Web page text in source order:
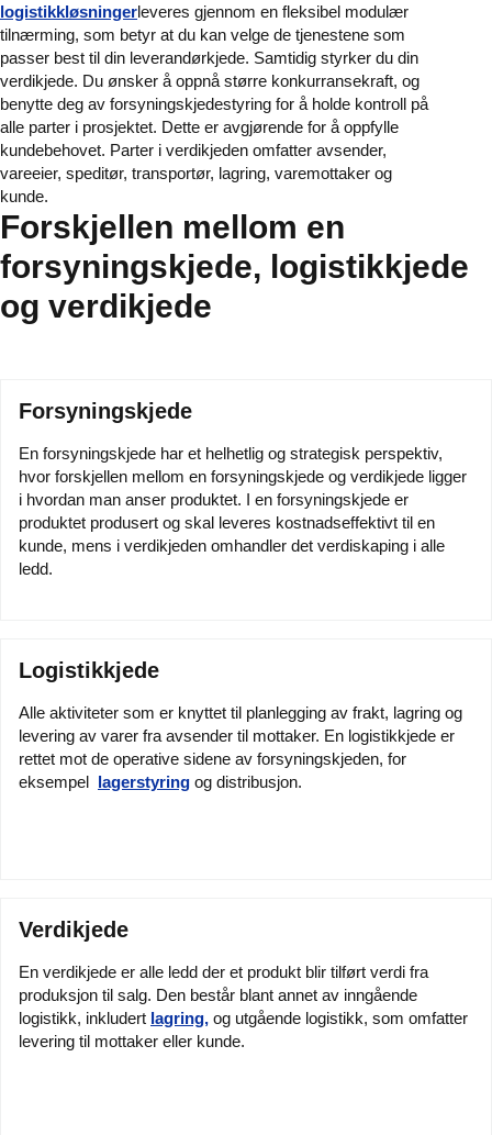
logistikkløsningerleveres gjennom en fleksibel modulær
tilnærming, som betyr at du kan velge de tjenestene som
passer best til din leverandørkjede. Samtidig styrker du din
verdikjede. Du ønsker å oppnå større konkurransekraft, og
benytte deg av forsyningskjedestyring for å holde kontroll på
alle parter i prosjektet. Dette er avgjørende for å oppfylle
kundebehovet. Parter i verdikjeden omfatter avsender,
vareeier, speditør, transportør, lagring, varemottaker og
kunde.
Forskjellen mellom en
forsyningskjede, logistikkjede
og verdikjede
Forsyningskjede
En forsyningskjede har et helhetlig og strategisk perspektiv,
hvor forskjellen mellom en forsyningskjede og verdikjede ligger
i hvordan man anser produktet. I en forsyningskjede er
produktet produsert og skal leveres kostnadseffektivt til en
kunde, mens i verdikjeden omhandler det verdiskaping i alle
ledd.
Logistikkjede
Alle aktiviteter som er knyttet til planlegging av frakt, lagring og
levering av varer fra avsender til mottaker. En logistikkjede er
rettet mot de operative sidene av forsyningskjeden, for
eksempel lagerstyring og distribusjon.
Verdikjede
En verdikjede er alle ledd der et produkt blir tilført verdi fra
produksjon til salg. Den består blant annet av inngående
logistikk, inkludert lagring, og utgående logistikk, som omfatter
levering til mottaker eller kunde.